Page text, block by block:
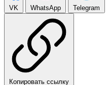
VK WhatsApp Telegram
Копировать ссылку